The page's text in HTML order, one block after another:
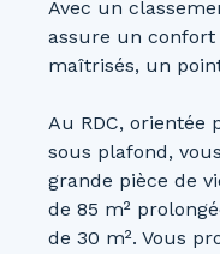
Avec un
assure un
maîtrisés, un
Au RDC, orientée
sous plafond,
grande pièce de
de 85 m²
de 30 m². Vous